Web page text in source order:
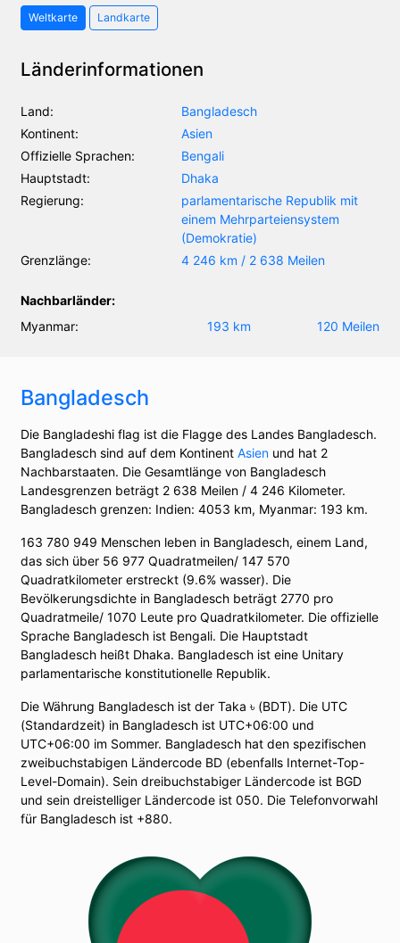
Weltkarte Landkarte
Länderinformationen
Land:
Bangladesch
Kontinent:
Asien
Offizielle Sprachen:
Bengali
Hauptstadt:
Dhaka
Regierung:
parlamentarische Republik mit
einem Mehrparteiensystem
(Demokratie)
Grenzlänge:
4 246 km / 2 638 Meilen
Nachbarländer:
Myanmar:
193 km 120 Meilen
Bangladesch
Die Bangladeshi flag ist die Flagge des Landes Bangladesch.
Bangladesch sind auf dem Kontinent Asien und hat 2
Nachbarstaaten. Die Gesamtlänge von Bangladesch
Landesgrenzen beträgt 2 638 Meilen / 4 246 Kilometer.
Bangladesch grenzen: Indien: 4053 km, Myanmar: 193 km.
163 780 949 Menschen leben in Bangladesch, einem Land,
das sich über 56 977 Quadratmeilen/ 147 570
Quadratkilometer erstreckt (9.6% wasser). Die
Bevölkerungsdichte in Bangladesch beträgt 2770 pro
Quadratmeile/ 1070 Leute pro Quadratkilometer. Die offizielle
Sprache Bangladesch ist Bengali. Die Hauptstadt
Bangladesch heißt Dhaka. Bangladesch ist eine Unitary
parlamentarische konstitutionelle Republik.
Die Währung Bangladesch ist der Taka ৳ (BDT). Die UTC
(Standardzeit) in Bangladesch ist UTC+06:00 und
UTC+06:00 im Sommer. Bangladesch hat den spezifischen
zweibuchstabigen Ländercode BD (ebenfalls Internet-Top-
Level-Domain). Sein dreibuchstabiger Ländercode ist BGD
und sein dreistelliger Ländercode ist 050. Die Telefonvorwahl
für Bangladesch ist +880.